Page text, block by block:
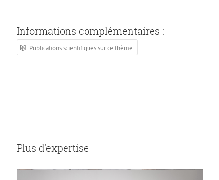
Informations complémentaires :
Publications scientifiques sur ce thème
Plus d'expertise